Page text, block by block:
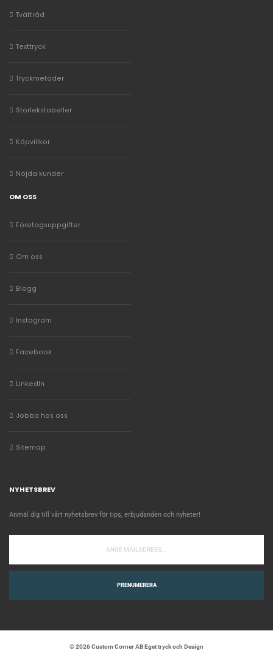
Tvättråd
Texttryck
Tryckmetoder
Storlekstabeller
Köpvillkor
Nöjda kunder
OM OSS
Företagsuppgifter
Om oss
Blogg
Instagram
Facebook
LinkedIn
Jobba hos oss
Sitemap
NYHETSBREV
Anmäl dig till vårt nyhetsbrev för tips, erbjudanden och nyheter!
PRENUMERERA
© 2026 Custom Corner AB Eget tryck och Design